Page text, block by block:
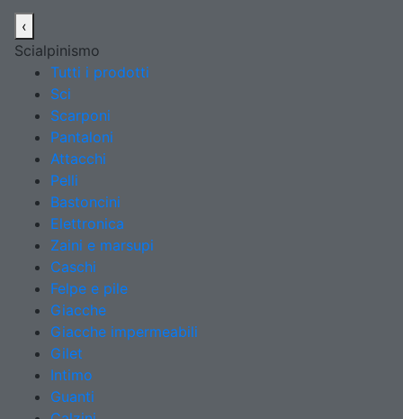
‹
Scialpinismo
Tutti i prodotti
Sci
Scarponi
Pantaloni
Attacchi
Pelli
Bastoncini
Elettronica
Zaini e marsupi
Caschi
Felpe e pile
Giacche
Giacche impermeabili
Gilet
Intimo
Guanti